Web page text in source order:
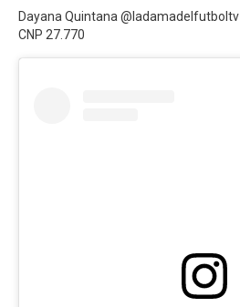
Dayana Quintana @ladamadelfutboltv
CNP 27.770